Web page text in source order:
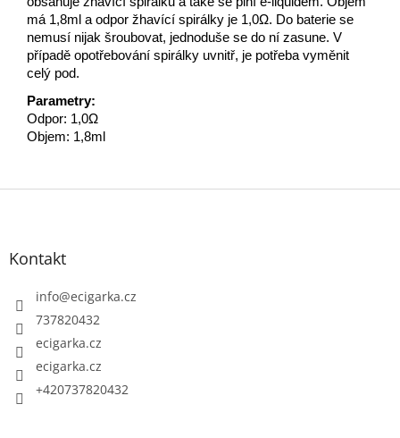
má 1,8ml a odpor žhavící spirálky je 1,0Ω. Do baterie se
nemusí nijak šroubovat, jednoduše se do ní zasune. V
případě opotřebování spirálky uvnitř, je potřeba vyměnit
celý pod.
Parametry:
Odpor: 1,0Ω
Objem: 1,8ml
Kontakt
info@ecigarka.cz
737820432
ecigarka.cz
ecigarka.cz
+420737820432